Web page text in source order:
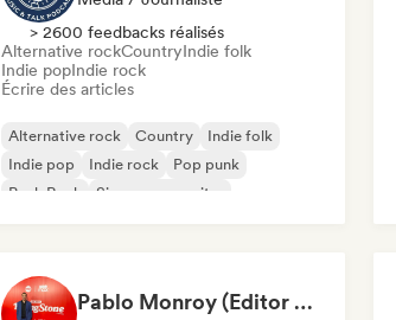
> 2600 feedbacks réalisés
Alternative rockCountryIndie folk
Indie popIndie rock
Écrire des articles
Alternative rock Country
Indie folk
Indie pop
Indie rock
Pop punk
Punk Rock
Singer-songwriter
Pablo Monroy (Editor Rolling Stone México)